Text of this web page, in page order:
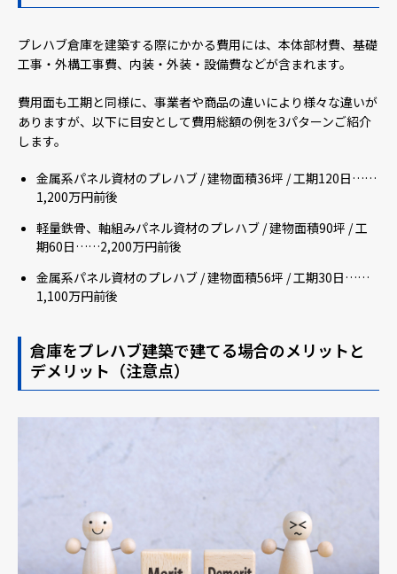
プレハブ倉庫を建築する際にかかる費用には、本体部材費、基礎
工事・外構工事費、内装・外装・設備費などが含まれます。
費用面も工期と同様に、事業者や商品の違いにより様々な違いが
ありますが、以下に目安として費用総額の例を3パターンご紹介
します。
金属系パネル資材のプレハブ / 建物面積36坪 / 工期120日……
1,200万円前後
軽量鉄骨、軸組みパネル資材のプレハブ / 建物面積90坪 / 工
期60日……2,200万円前後
金属系パネル資材のプレハブ / 建物面積56坪 / 工期30日……
1,100万円前後
倉庫をプレハブ建築で建てる場合のメリットと
デメリット（注意点）